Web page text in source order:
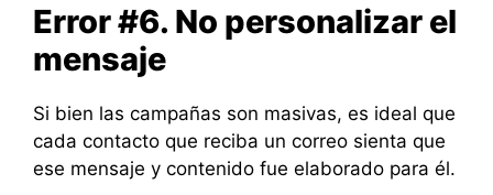
Error #6. No personalizar el
mensaje
Si bien las campañas son masivas, es ideal que
cada contacto que reciba un correo sienta que
ese mensaje y contenido fue elaborado para él.